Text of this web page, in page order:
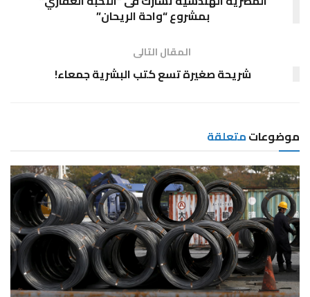
بمشروع “واحة الريحان”
المقال التالى
شريحة صغيرة تسع كتب البشرية جمعاء!
موضوعاتمتعلقة